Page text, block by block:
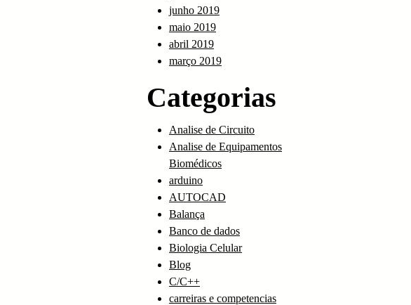
junho 2019
maio 2019
abril 2019
março 2019
Categorias
Analise de Circuito
Analise de Equipamentos
Biomédicos
arduino
AUTOCAD
Balança
Banco de dados
Biologia Celular
Blog
C/C++
carreiras e competencias